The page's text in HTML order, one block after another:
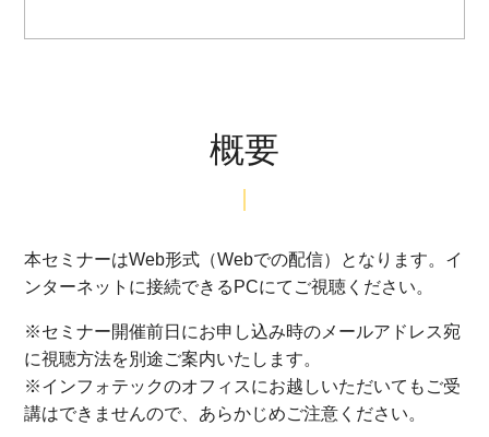
概要
本セミナーはWeb形式（Webでの配信）となります。イ
ンターネットに接続できるPCにてご視聴ください。
※セミナー開催前日にお申し込み時のメールアドレス宛
に視聴方法を別途ご案内いたします。
※インフォテックのオフィスにお越しいただいてもご受
講はできませんので、あらかじめご注意ください。